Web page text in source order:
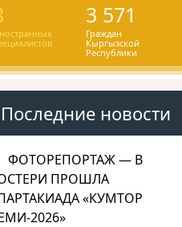
3 571
Граждан
Кыргызской
Республики
Последние новости
ФОТОРЕПОРТАЖ — В
ПРОШЛА
«КУМТОР
2026»